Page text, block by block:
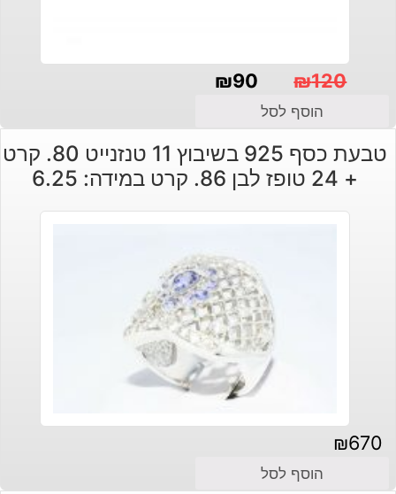
₪120
המקורי
היה:
₪120.
₪90
הנוכחי
הוא:
₪90.
הוסף לסל
טבעת כסף 925 בשיבוץ 11 טנזנייט 80. קרט
+ 24 טופז לבן 86. קרט במידה: 6.25
₪670
הוסף לסל